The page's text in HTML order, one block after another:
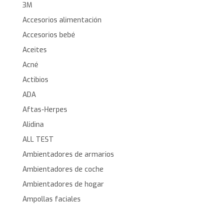
3M
Accesorios alimentación
Accesorios bebé
Aceites
Acné
Actibios
ADA
Aftas-Herpes
Alidina
ALL TEST
Ambientadores de armarios
Ambientadores de coche
Ambientadores de hogar
Ampollas faciales